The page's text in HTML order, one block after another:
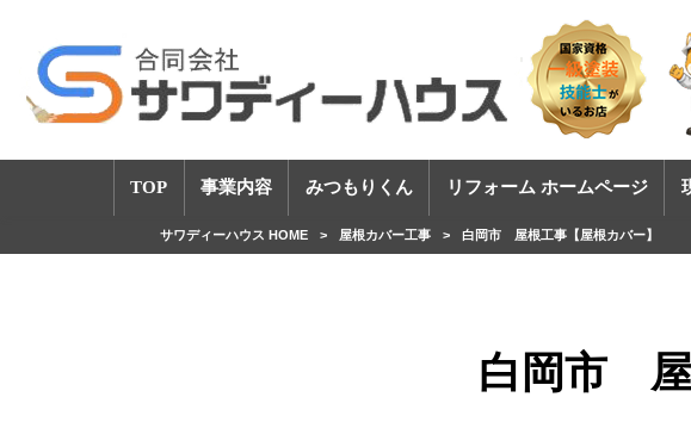
TOP 事業内容 みつもりくん リフォーム ホームページ
サワディーハウス HOME > 屋根カバー工事 > 白岡市 屋根工事【屋根カバー】
白岡市 屋